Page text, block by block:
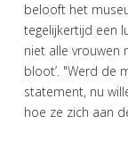
belooft het
tegelijkertijd een
niet alle vrouwen
bloot’. "Werd de
statement, nu
hoe ze zich aan